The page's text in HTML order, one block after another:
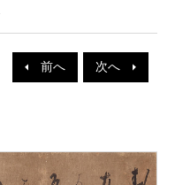
前へ 次へ